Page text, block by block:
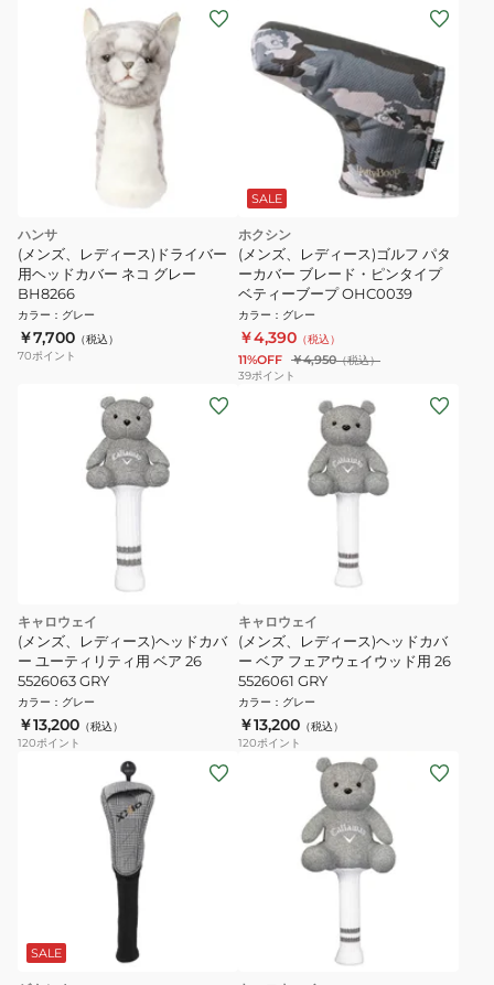
ハンサ
(メンズ、レディース)ドライバー
用ヘッドカバー ネコ グレー
BH8266
カラー ： グレー
￥7,700 （税込）
70ポイント
SALE
ホクシン
(メンズ、レディース)ゴルフ パタ
ーカバー ブレード・ピンタイプ
ベティーブープ OHC0039
カラー ： グレー
￥4,390 （税込）
11%OFF ￥4,950（税込）
39ポイント
キャロウェイ
(メンズ、レディース)ヘッドカバ
ー ユーティリティ用 ベア 26
5526063 GRY
カラー ： グレー
￥13,200 （税込）
120ポイント
キャロウェイ
(メンズ、レディース)ヘッドカバ
ー ベア フェアウェイウッド用 26
5526061 GRY
カラー ： グレー
￥13,200 （税込）
120ポイント
SALE